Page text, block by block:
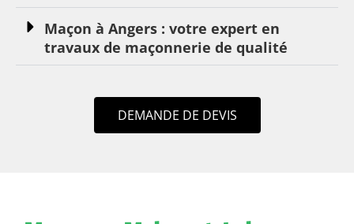
Maçon à Angers : votre expert en
travaux de maçonnerie de qualité
DEMANDE DE DEVIS